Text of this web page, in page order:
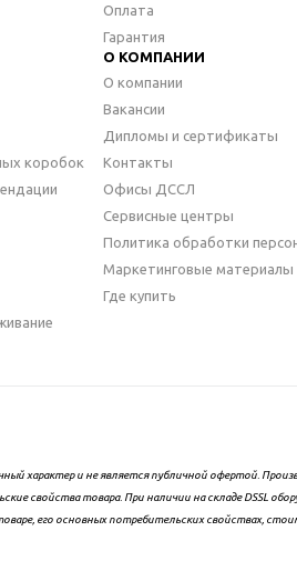
Оплата
Гарантия
коробок
О КОМПАНИИ
О компании
Вакансии
Дипломы и сертификаты
Контакты
Офисы ДССЛ
Сервисные центры
Политика обработки
Маркетинговые материалы
Где купить
характер и не является публичной офертой.
свойства товара. При наличии на складе DSSL
его основных потребительских свойствах,